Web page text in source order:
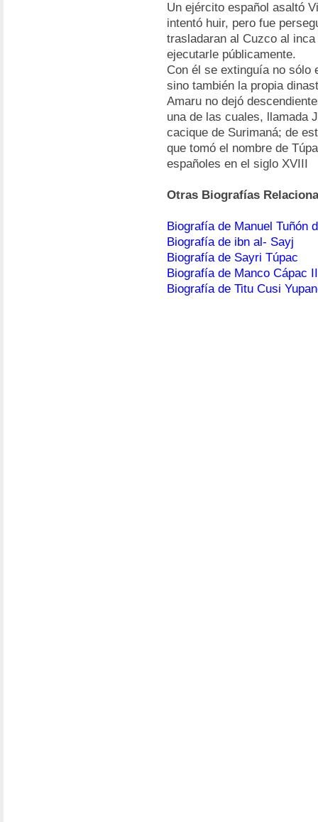
Un ejército español asaltó
intentó huir, pero fue
trasladaran al Cuzco al
ejecutarle públicamente.
Con él se extinguía no sólo
sino también la propia
Amaru no dejó
una de las cuales, llamada
cacique de Surimaná; de
que tomó el nombre de
españoles en el siglo XVIII
Otras Biografías
Biografía de Manuel Tuñón
Biografía de ibn al- Sayj
Biografía de Sayri Túpac
Biografía de Manco Cápac
Biografía de Titu Cusi